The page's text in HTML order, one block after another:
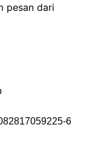
pesan dari
6